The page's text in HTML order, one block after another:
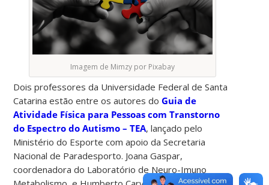
Imagem de Mimzy por Pixabay
Dois professores da Universidade Federal de Santa
Catarina estão entre os autores doGuia de
Atividade Física para Pessoas com Transtorno
do Espectro do Autismo – TEA, lançado pelo
Ministério do Esporte com apoio da Secretaria
Nacional de Paradesporto. Joana Gaspar,
coordenadora do Laboratório de Neuro-Imuno